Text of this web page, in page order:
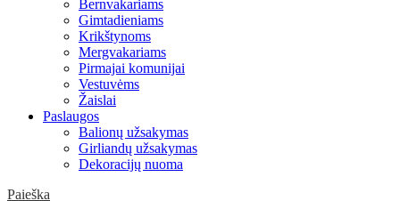
Bernvakariams
Gimtadieniams
Krikštynoms
Mergvakariams
Pirmajai komunijai
Vestuvėms
Žaislai
Paslaugos
Balionų užsakymas
Girliandų užsakymas
Dekoracijų nuoma
Paieška